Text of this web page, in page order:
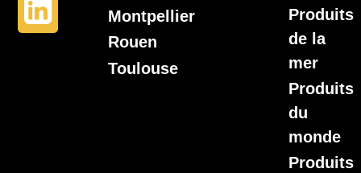
Montpellier
Rouen
Toulouse
Produits
de la
mer
Produits
du
monde
Produits